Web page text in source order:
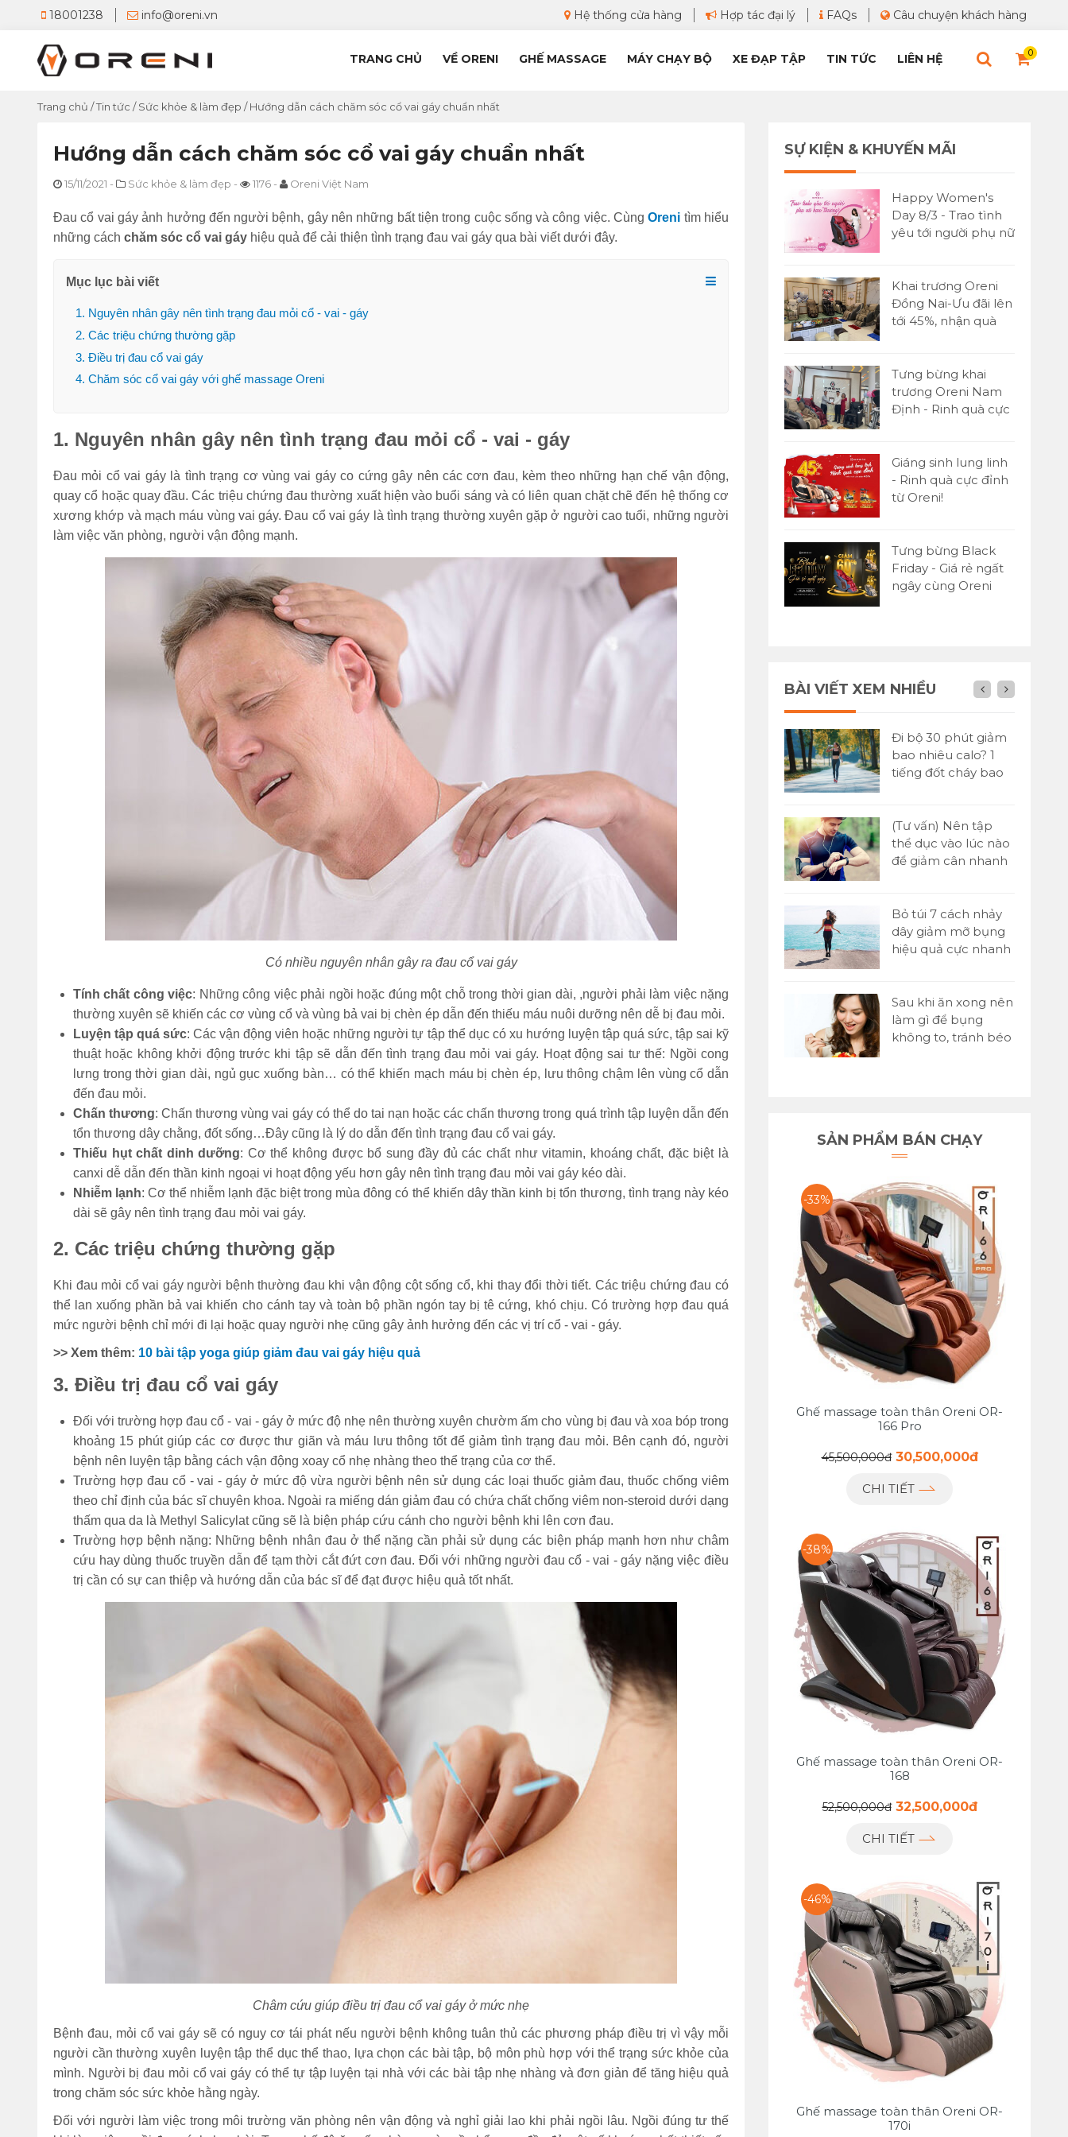
18001238 info@oreni.vn Hệ thống cửa hàng Hợp tác đại lý FAQs Câu chuyện khách hàng
0
TRANG CHỦ VỀ ORENI GHẾ MASSAGE MÁY CHẠY BỘ XE ĐẠP TẬP TIN TỨC LIÊN HỆ
Trang chủ /Tin tức /Sức khỏe & làm đẹp /Hướng dẫn cách chăm sóc cổ vai gáy chuẩn nhất
Hướng dẫn cách chăm sóc cổ vai gáy chuẩn nhất
15/11/2021 - Sức khỏe & làm đẹp - 1176 - Oreni Việt Nam
Đau cổ vai gáy ảnh hưởng đến người bệnh, gây nên những bất tiện trong cuộc sống và công việc. CùngOreni tìm hiểu
những cách chăm sóc cổ vai gáy hiệu quả để cải thiện tình trạng đau vai gáy qua bài viết dưới đây.
Mục lục bài viết
1. Nguyên nhân gây nên tình trạng đau mỏi cổ - vai - gáy
2. Các triệu chứng thường gặp
3. Điều trị đau cổ vai gáy
4. Chăm sóc cổ vai gáy với ghế massage Oreni
1. Nguyên nhân gây nên tình trạng đau mỏi cổ - vai - gáy
Đau mỏi cổ vai gáy là tình trạng cơ vùng vai gáy co cứng gây nên các cơn đau, kèm theo những hạn chế vận động,
quay cổ hoặc quay đầu. Các triệu chứng đau thường xuất hiện vào buổi sáng và có liên quan chặt chẽ đến hệ thống cơ
xương khớp và mạch máu vùng vai gáy. Đau cổ vai gáy là tình trạng thường xuyên gặp ở người cao tuổi, những người
làm việc văn phòng, người vận động mạnh.
Có nhiều nguyên nhân gây ra đau cổ vai gáy
Tính chất công việc: Những công việc phải ngồi hoặc đúng một chỗ trong thời gian dài, ,người phải làm việc nặng
thường xuyên sẽ khiến các cơ vùng cổ và vùng bả vai bị chèn ép dẫn đến thiếu máu nuôi dưỡng nên dễ bị đau mỏi.
Luyện tập quá sức: Các vận động viên hoặc những người tự tập thể dục có xu hướng luyện tập quá sức, tập sai kỹ
thuật hoặc không khởi động trước khi tập sẽ dẫn đến tình trạng đau mỏi vai gáy. Hoạt động sai tư thế: Ngồi cong
lưng trong thời gian dài, ngủ gục xuống bàn… có thể khiến mạch máu bị chèn ép, lưu thông chậm lên vùng cổ dẫn
đến đau mỏi.
Chấn thương: Chấn thương vùng vai gáy có thể do tai nạn hoặc các chấn thương trong quá trình tập luyện dẫn đến
tổn thương dây chằng, đốt sống…Đây cũng là lý do dẫn đến tình trạng đau cổ vai gáy.
Thiếu hụt chất dinh dưỡng: Cơ thể không được bổ sung đầy đủ các chất như vitamin, khoáng chất, đặc biệt là
canxi dễ dẫn đến thần kinh ngoại vi hoạt động yếu hơn gây nên tình trạng đau mỏi vai gáy kéo dài.
Nhiễm lạnh: Cơ thể nhiễm lạnh đặc biệt trong mùa đông có thể khiến dây thần kinh bị tổn thương, tình trạng này kéo
dài sẽ gây nên tình trạng đau mỏi vai gáy.
2. Các triệu chứng thường gặp
Khi đau mỏi cổ vai gáy người bệnh thường đau khi vận động cột sống cổ, khi thay đổi thời tiết. Các triệu chứng đau có
thể lan xuống phần bả vai khiến cho cánh tay và toàn bộ phần ngón tay bị tê cứng, khó chịu. Có trường hợp đau quá
mức người bệnh chỉ mới đi lại hoặc quay người nhẹ cũng gây ảnh hưởng đến các vị trí cổ - vai - gáy.
>> Xem thêm: 10 bài tập yoga giúp giảm đau vai gáy hiệu quả
3. Điều trị đau cổ vai gáy
Đối với trường hợp đau cổ - vai - gáy ở mức độ nhẹ nên thường xuyên chườm ấm cho vùng bị đau và xoa bóp trong
khoảng 15 phút giúp các cơ được thư giãn và máu lưu thông tốt để giảm tình trạng đau mỏi. Bên cạnh đó, người
bệnh nên luyện tập bằng cách vận động xoay cổ nhẹ nhàng theo thể trạng của cơ thể.
Trường hợp đau cổ - vai - gáy ở mức độ vừa người bệnh nên sử dụng các loại thuốc giảm đau, thuốc chống viêm
theo chỉ định của bác sĩ chuyên khoa. Ngoài ra miếng dán giảm đau có chứa chất chống viêm non-steroid dưới dạng
thấm qua da là Methyl Salicylat cũng sẽ là biện pháp cứu cánh cho người bệnh khi lên cơn đau.
Trường hợp bệnh nặng: Những bệnh nhân đau ở thể nặng cần phải sử dụng các biện pháp mạnh hơn như châm
cứu hay dùng thuốc truyền dẫn để tạm thời cắt đứt cơn đau. Đối với những người đau cổ - vai - gáy nặng việc điều
trị cần có sự can thiệp và hướng dẫn của bác sĩ để đạt được hiệu quả tốt nhất.
Châm cứu giúp điều trị đau cổ vai gáy ở mức nhẹ
Bệnh đau, mỏi cổ vai gáy sẽ có nguy cơ tái phát nếu người bệnh không tuân thủ các phương pháp điều trị vì vậy mỗi
người cần thường xuyên luyện tập thể dục thể thao, lựa chọn các bài tập, bộ môn phù hợp với thể trạng sức khỏe của
mình. Người bị đau mỏi cổ vai gáy có thể tự tập luyện tại nhà với các bài tập nhẹ nhàng và đơn giản để tăng hiệu quả
trong chăm sóc sức khỏe hằng ngày.
Đối với người làm việc trong môi trường văn phòng nên vận động và nghỉ giải lao khi phải ngồi lâu. Ngồi đúng tư thế
SỰ KIỆN & KHUYẾN MÃI
Happy Women's
Day 8/3 - Trao tình
yêu tới người phụ nữ
Khai trương Oreni
Đồng Nai-Ưu đãi lên
tới 45%, nhận quà
Tưng bừng khai
trương Oreni Nam
Định - Rinh quà cực
Giáng sinh lung linh
- Rinh quà cực đỉnh
từ Oreni!
Tưng bừng Black
Friday - Giá rẻ ngất
ngây cùng Oreni
BÀI VIẾT XEM NHIỀU
Đi bộ 30 phút giảm
bao nhiêu calo? 1
tiếng đốt cháy bao
nhiêu?
(Tư vấn) Nên tập
thể dục vào lúc nào
để giảm cân nhanh
nhất?
Bỏ túi 7 cách nhảy
Sau khi ăn xong nên
làm gì để bụng
không to, tránh béo
bụng?
nhất, hợp lý nhất?
[Hướng dẫn] Kỹ
thuật chạy cự ly
trung bình đúng
Bỏ túi 8+ bài tập eo
thon bụng phẳng
giản
10 lợi ích của việc
chơi thể thao
thường xuyên với
sức khỏe
Nhảy dây 1000 cái
Chạy tiếp sức là gì?
Kỹ thuật chạy tiếp
sức 4x100m trong
thi đấu
Đi bộ 30 phút giảm
bao nhiêu calo? 1
tiếng đốt cháy bao
(Tư vấn) Nên tập
thể dục vào lúc nào
để giảm cân nhanh
Bỏ túi 7 cách nhảy
dây giảm mỡ bụng
hiệu quả cực nhanh
Sau khi ăn xong nên
làm gì để bụng
không to, tránh béo
SẢN PHẨM BÁN CHẠY
-33%
Ghế massage toàn thân Oreni OR-
166 Pro
45,500,000đ 30,500,000đ
CHI TIẾT
-38%
Ghế massage toàn thân Oreni OR-
168
52,500,000đ 32,500,000đ
CHI TIẾT
-46%
Ghế massage toàn thân Oreni OR-
170i